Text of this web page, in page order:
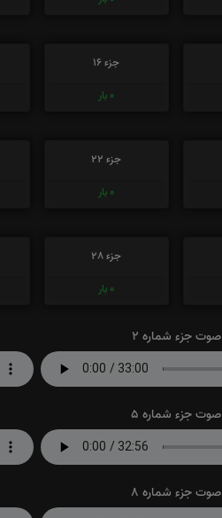
جزء 16
0 بار
جزء 22
0 بار
جزء 28
0 بار
صوت جزء شماره 2
صوت جزء شماره 5
صوت جزء شماره 8